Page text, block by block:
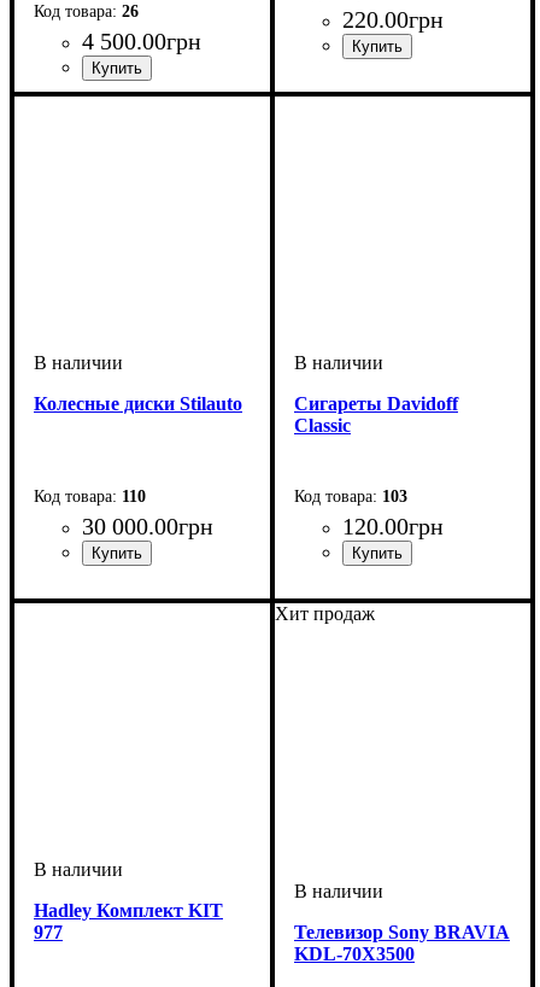
26
4 500.00грн
Пол: женская
Тип: декоративная
220.00грн
Колесные диски Stilauto
110
30 000.00грн
Сигареты Davidoff
Classic
103
120.00грн
Hadley Комплект KIT
977
Хит продаж
Телевизор Sony BRAVIA
KDL-70X3500